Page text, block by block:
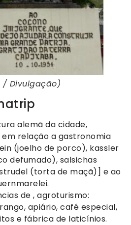
/ Divulgação)
alemã da cidade,
relação a gastronomia
(joelho de porco), kassler
defumado), salsichas
(torta de maçã)] e ao
de , agroturismo:
apiário, café especial,
e fábrica de laticínios.